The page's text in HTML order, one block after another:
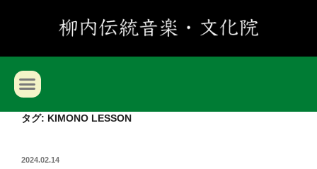
タグ: KIMONO LESSON
2024.02.14